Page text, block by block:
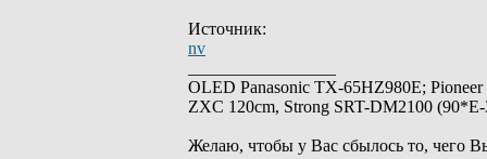
Источник:
nv
OLED Panasonic TX-65HZ980E;
ZXC 120cm, Strong SRT-DM2100
Желаю, чтобы у Вас сбылось то, чего